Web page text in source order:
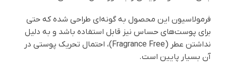
فرمولاسیون این محصول به گونه‌ای طراحی شده که حتی
برای پوست‌های حساس نیز قابل استفاده باشد و به دلیل
نداشتن عطر (Fragrance Free)، احتمال تحریک پوستی در
آن بسیار پایین است.